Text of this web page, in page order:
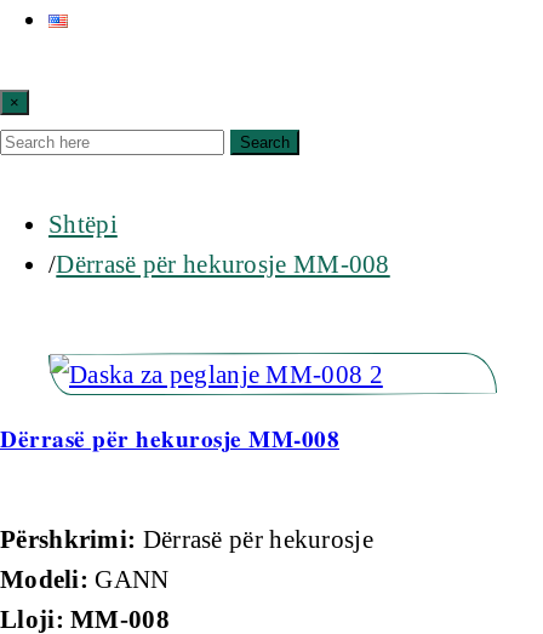
×
Search
Shtëpi
Dërrasë për hekurosje MM-008
Dërrasë për hekurosje MM-008
Përshkrimi: Dërrasë për hekurosje
Modeli: GANN
Lloji: MM-008